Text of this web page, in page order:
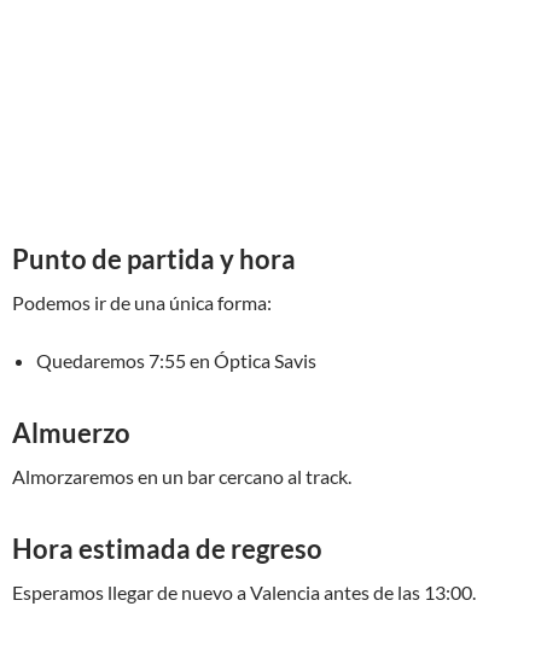
Punto de partida y hora
Podemos ir de una única forma:
Quedaremos 7:55 en Óptica Savis
Almuerzo
Almorzaremos en un bar cercano al track.
Hora estimada de regreso
Esperamos llegar de nuevo a Valencia antes de las 13:00.